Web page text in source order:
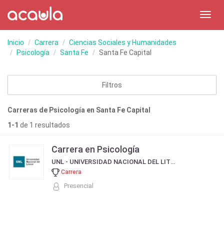
Inicio Carrera
Ciencias Sociales y Humanidades
Psicología
Santa Fe Santa Fe Capital
Filtros
Carreras de Psicología en Santa Fe Capital
1-1 de 1 resultados
Carrera en Psicología
UNL - UNIVERSIDAD NACIONAL DEL LITORAL
Carrera
Presencial